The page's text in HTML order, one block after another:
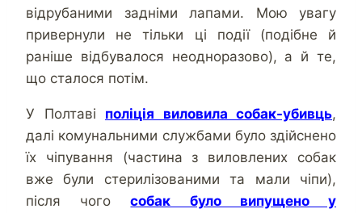
відрубаними задніми лапами. Мою увагу
привернули не тільки ці події (подібне й
раніше відбувалося неодноразово), а й те,
що сталося потім.
У Полтаві поліція виловила собак-убивць,
далі комунальними службами було здійснено
їх чіпування (частина з виловлених собак
вже були стерилізованими та мали чіпи),
після чогособак було випущено у